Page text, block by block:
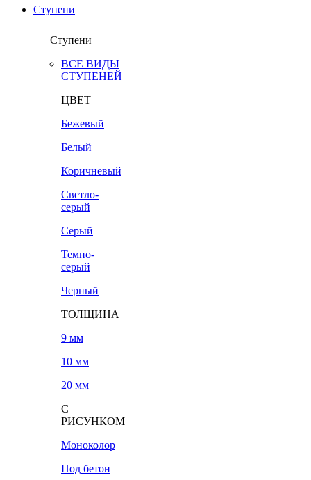
Ступени
Ступени
ВСЕ ВИДЫ
СТУПЕНЕЙ
ЦВЕТ
Бежевый
Белый
Коричневый
Светло-
серый
Серый
Темно-
серый
Черный
ТОЛЩИНА
9 мм
10 мм
20 мм
С
РИСУНКОМ
Моноколор
Под бетон